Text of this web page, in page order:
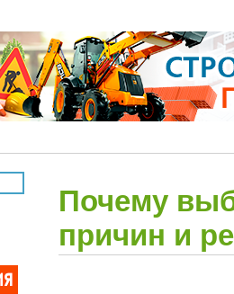
Почему
причин и